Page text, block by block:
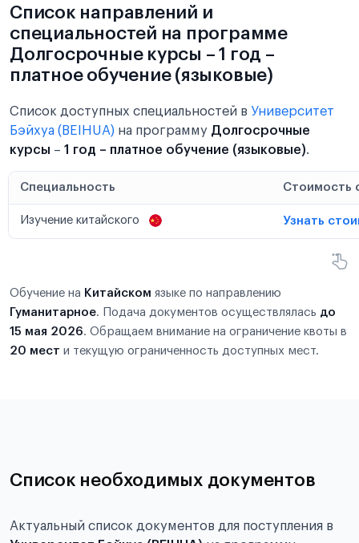
Список направлений и
специальностей на программе
Долгосрочные курсы – 1 год –
платное обучение (языковые)
Список доступных специальностей в Университет
Бэйхуа (BEIHUA) на программу Долгосрочные
курсы – 1 год – платное обучение (языковые).
Специальность Стоимость
Изучение китайского Узнать
Обучение на Китайском языке по направлению
Гуманитарное. Подача документов осуществлялась до
15 мая 2026. Обращаем внимание на ограничение квоты в
20 мест и текущую ограниченность доступных мест.
Список необходимых документов
Актуальный список документов для поступления в